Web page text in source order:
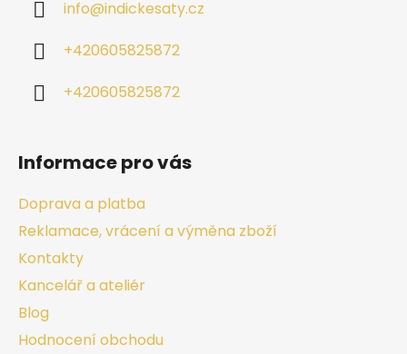
info@indickesaty.cz
+420605825872
+420605825872
Informace pro vás
Doprava a platba
Reklamace, vrácení a výměna zboží
Kontakty
Kancelář a ateliér
Blog
Hodnocení obchodu